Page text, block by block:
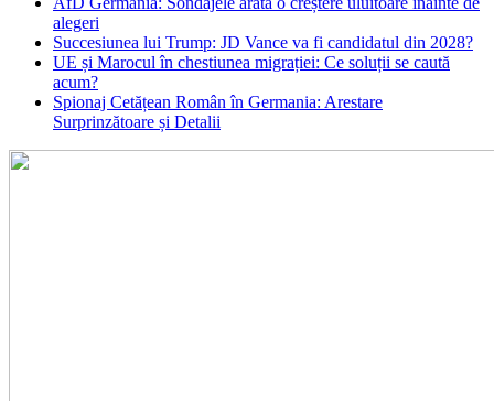
alegeri
Succesiunea lui Trump: JD Vance va fi candidatul din 2028?
UE și Marocul în chestiunea migrației: Ce soluții se caută
acum?
Spionaj Cetățean Român în Germania: Arestare
Surprinzătoare și Detalii